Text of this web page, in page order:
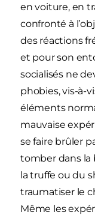
en voiture, en
confronté à
des réactions
et pour son
socialisés ne
phobies, vis-à-
éléments
mauvaise
se faire brûler
tomber dans la
la truffe ou du
traumatiser le
Même les